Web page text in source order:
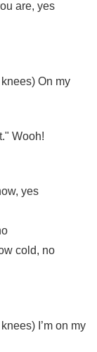
are, yes
On my
Wooh!
yes
cold, no
I’m on my